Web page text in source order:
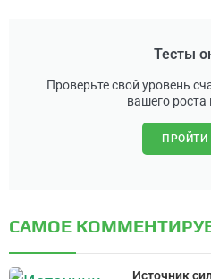
Тесты
Проверьте свой уровень
вашего роста
ПРОЙТИ
САМОЕ
Источник